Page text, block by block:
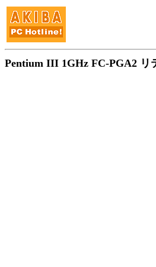
Pentium III 1GHz FC-PGA2 リ